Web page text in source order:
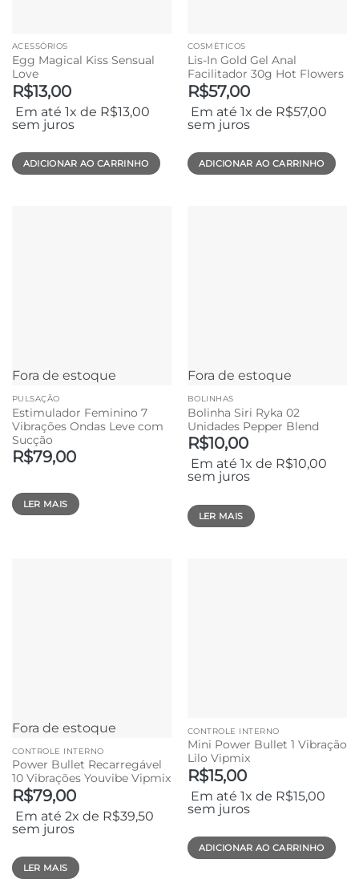
ACESSÓRIOS
Egg Magical Kiss Sensual
Love
R$13,00
Em até 1x de R$13,00
sem juros
ADICIONAR AO CARRINHO
COSMÉTICOS
Lis-In Gold Gel Anal
Facilitador 30g Hot Flowers
R$57,00
Em até 1x de R$57,00
sem juros
ADICIONAR AO CARRINHO
Fora de estoque
PULSAÇÃO
Estimulador Feminino 7
Vibrações Ondas Leve com
Sucção
R$79,00
LER MAIS
Fora de estoque
BOLINHAS
Bolinha Siri Ryka 02
Unidades Pepper Blend
R$10,00
Em até 1x de R$10,00
sem juros
LER MAIS
Fora de estoque
CONTROLE INTERNO
Power Bullet Recarregável
10 Vibrações Youvibe Vipmix
R$79,00
Em até 2x de R$39,50
sem juros
LER MAIS
CONTROLE INTERNO
Mini Power Bullet 1 Vibração
Lilo Vipmix
R$15,00
Em até 1x de R$15,00
sem juros
ADICIONAR AO CARRINHO